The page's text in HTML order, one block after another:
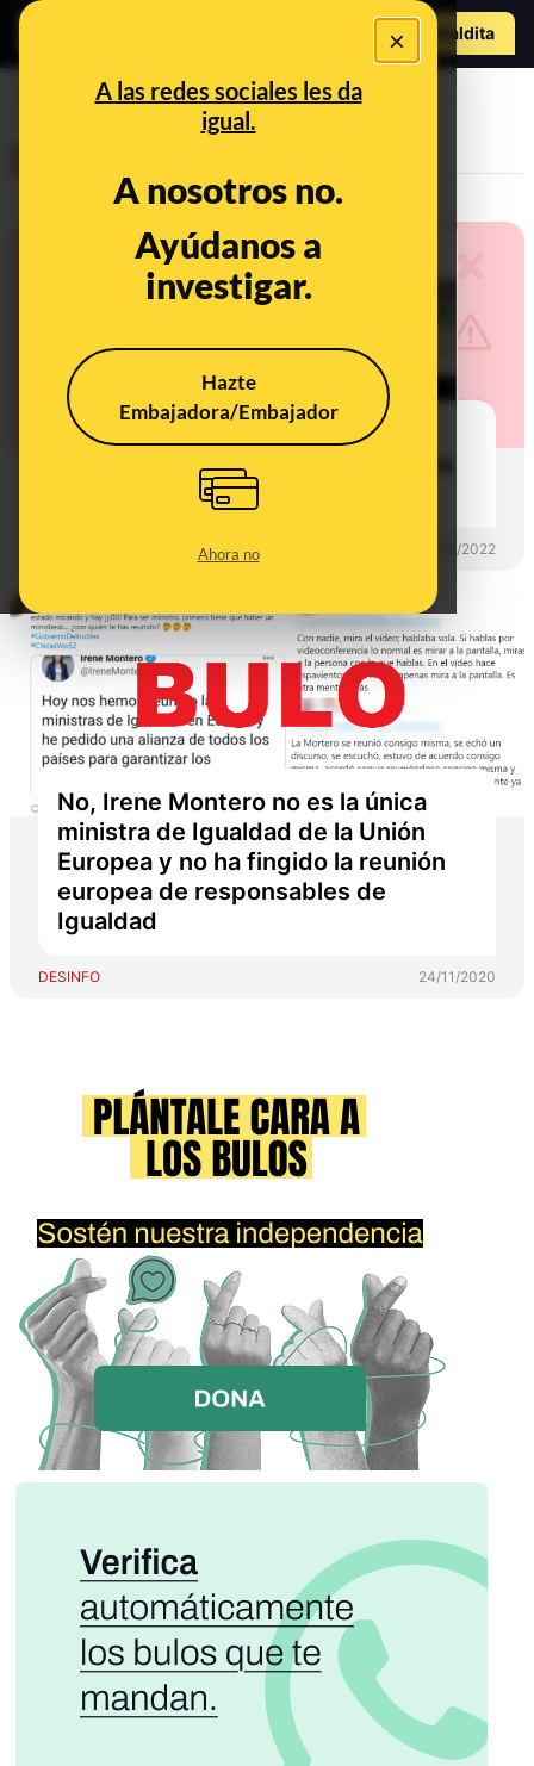
×
A las redes sociales les da
igual.
A nosotros no.
Ayúdanos a
investigar.
Hazte
Embajadora/Embajador
Ahora no
Hazte Maldita
encuentro
No, este vídeo de un encuentro
entre soldados rusos y ucranianos
no es actual: se grabó en 2014
01/03/2022
No, Irene Montero no es la única
ministra de Igualdad de la Unión
Europea y no ha fingido la reunión
europea de responsables de
Igualdad
DESINFO 24/11/2020